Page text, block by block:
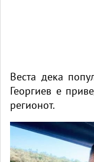
Веста дека
Георгиев е
регионот.